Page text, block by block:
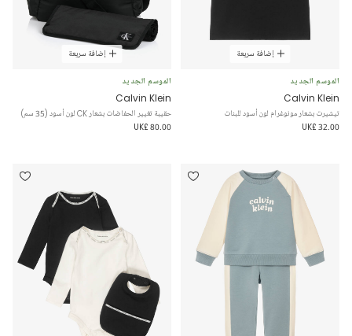
إضافة سريعة
الموسم الجديد
Calvin Klein
تيشيرت بشعار مونوغرام لون أسود للبنات
UK£ 32.00
إضافة سريعة
الموسم الجديد
Calvin Klein
حقيبة تغيير الحفاضات بشعار CK لون أسود (35 سم)
UK£ 80.00